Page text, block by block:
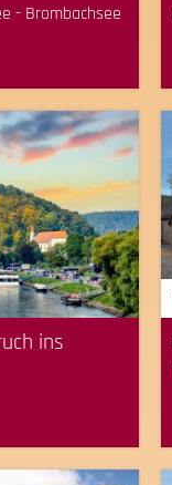
- Brombachsee
ins